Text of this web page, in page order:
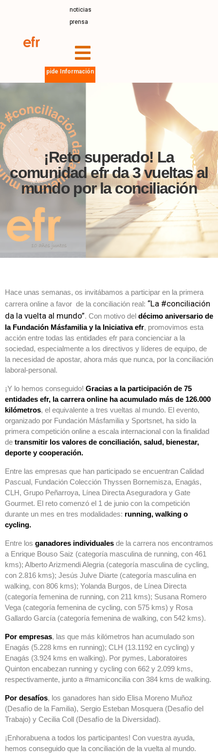
noticias
prensa
pide Información
¡Reto superado! La
comunidad efr da 3 vueltas al
mundo por la conciliación
Hace unas semanas, os invitábamos a participar en la primera
carrera online a favor de la conciliación real: “La #conciliación
da la vuelta al mundo”. Con motivo del décimo aniversario de
la Fundación Másfamilia y la Iniciativa efr, promovimos esta
acción entre todas las entidades efr para concienciar a la
sociedad, especialmente a los directivos y líderes de equipo, de
la necesidad de apostar, ahora más que nunca, por la conciliación
laboral-personal.
¡Y lo hemos conseguido! Gracias a la participación de 75
entidades efr, la carrera online ha acumulado más de 126.000
kilómetros, el equivalente a tres vueltas al mundo. El evento,
organizado por Fundación Másfamilia y Sportsnet, ha sido la
primera competición online a escala internacional con la finalidad
de transmitir los valores de conciliación, salud, bienestar,
deporte y cooperación.
Entre las empresas que han participado se encuentran Calidad
Pascual, Fundación Colección Thyssen Bornemisza, Enagás,
CLH, Grupo Peñarroya, Línea Directa Aseguradora y Gate
Gourmet. El reto comenzó el 1 de junio con la competición
durante un mes en tres modalidades: running, walking o
cycling.
Entre los ganadores individuales de la carrera nos encontramos
a Enrique Bouso Saiz (categoría masculina de running, con 461
kms); Alberto Arizmendi Alegria (categoría masculina de cycling,
con 2.816 kms); Jesús Julve Diarte (categoría masculina en
walking, con 806 kms); Yolanda Burgos, de Línea Directa
(categoría femenina de running, con 211 kms); Susana Romero
Vega (categoría femenina de cycling, con 575 kms) y Rosa
Gallardo García (categoría femenina de walking, con 542 kms).
Por empresas, las que más kilómetros han acumulado son
Enagás (5.228 kms en running); CLH (13.1192 en cycling) y
Enagás (3.924 kms en walking). Por pymes, Laboratoires
Quinton encabezan running y cycling con 662 y 2.099 kms,
respectivamente, junto a #mamiconcilia con 384 kms de walking.
Por desafíos, los ganadores han sido Elisa Moreno Muñoz
(Desafío de la Familia), Sergio Esteban Mosquera (Desafío del
Trabajo) y Cecilia Coll (Desafío de la Diversidad).
¡Enhorabuena a todos los participantes! Con vuestra ayuda,
hemos conseguido que la conciliación de la vuelta al mundo.